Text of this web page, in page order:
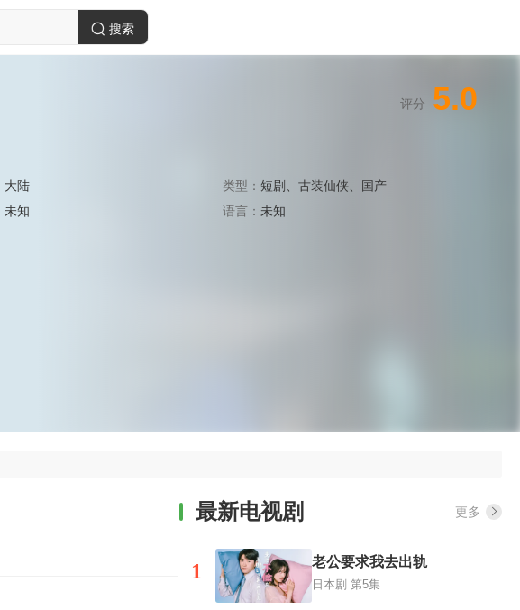
搜索
大陆 类型： 短剧 、古装仙侠
国产
未知 语言： 未知
评分 5.0
最新电视剧 更多
1 老公要求我去出轨
日本剧 第5集